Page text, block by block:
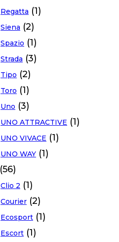
Regatta (1)
Siena (2)
Spazio (1)
Strada (3)
Tipo (2)
Toro (1)
Uno (3)
UNO ATTRACTIVE (1)
UNO VIVACE (1)
UNO WAY (1)
(56)
Clio 2 (1)
Courier (2)
Ecosport (1)
Escort (1)